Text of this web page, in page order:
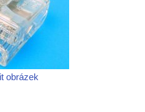
obrázek